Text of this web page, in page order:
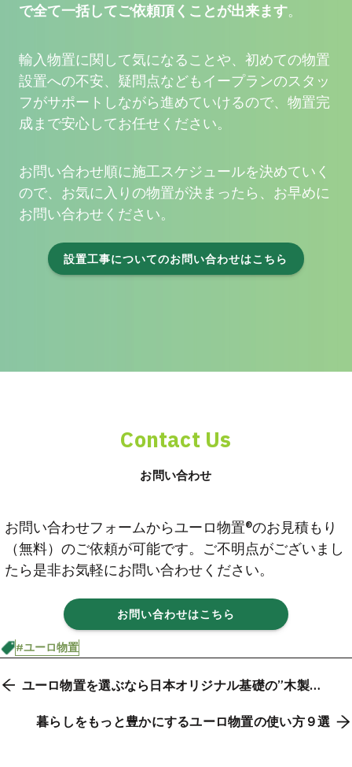
で全て一括してご依頼頂くことが出来ます。
輸入物置に関して気になることや、初めての物置
設置への不安、疑問点などもイープランのスタッ
フがサポートしながら進めていけるので、物置完
成まで安心してお任せください。
お問い合わせ順に施工スケジュールを決めていく
ので、お気に入りの物置が決まったら、お早めに
お問い合わせください。
設置工事についてのお問い合わせはこちら
Contact Us
お問い合わせ
お問い合わせフォームからユーロ物置®︎のお見積もり
（無料）のご依頼が可能です。ご不明点がございまし
たら是非お気軽にお問い合わせください。
お問い合わせはこちら
#ユーロ物置
ユーロ物置を選ぶなら日本オリジナル基礎の”木製床
暮らしをもっと豊かにするユーロ物置の使い方９選